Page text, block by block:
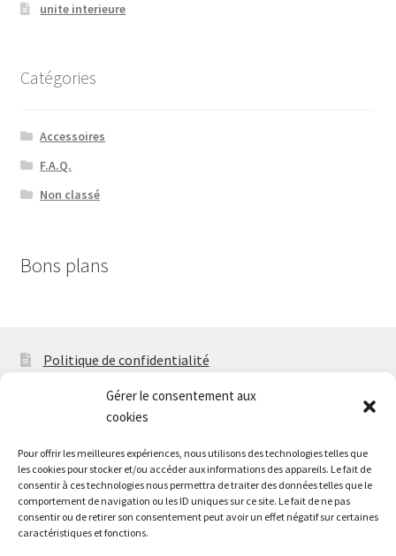
Gérer le consentement aux
cookies
Pour offrir les meilleures expériences, nous utilisons des technologies telles que
les cookies pour stocker et/ou accéder aux informations des appareils. Le fait de
consentir à ces technologies nous permettra de traiter des données telles que le
comportement de navigation ou les ID uniques sur ce site. Le fait de ne pas
consentir ou de retirer son consentement peut avoir un effet négatif sur certaines
caractéristiques et fonctions.
unite interieure
Catégories
Accessoires
F.A.Q.
Non classé
Bons plans
Politique de confidentialité
Mentions légales
Politique de cookies (EU)
Contact